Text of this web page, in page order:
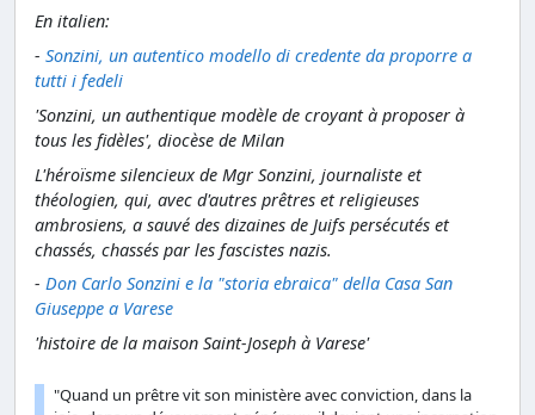
En italien:
- Sonzini, un autentico modello di credente da proporre a
tutti i fedeli
'Sonzini, un authentique modèle de croyant à proposer à
tous les fidèles', diocèse de Milan
L'héroïsme silencieux de Mgr Sonzini, journaliste et
théologien, qui, avec d'autres prêtres et religieuses
ambrosiens, a sauvé des dizaines de Juifs persécutés et
chassés, chassés par les fascistes nazis.
- Don Carlo Sonzini e la "storia ebraica" della Casa San
Giuseppe a Varese
'histoire de la maison Saint-Joseph à Varese'
"Quand un prêtre vit son ministère avec conviction, dans la